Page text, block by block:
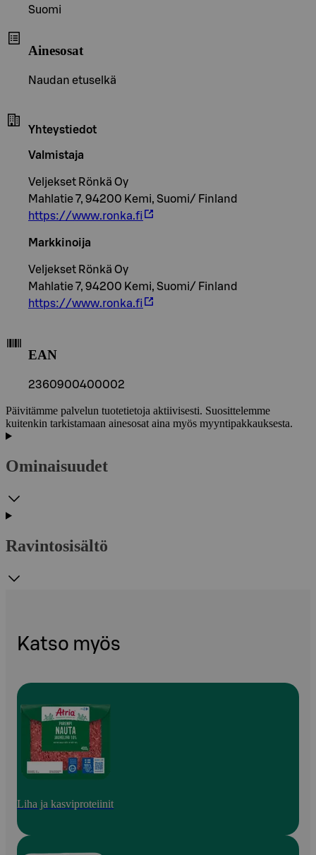
Suomi
Ainesosat
Naudan etuselkä
Yhteystiedot
Valmistaja
Veljekset Rönkä Oy
Mahlatie 7, 94200 Kemi, Suomi/ Finland
https://www.ronka.fi
Markkinoija
Veljekset Rönkä Oy
Mahlatie 7, 94200 Kemi, Suomi/ Finland
https://www.ronka.fi
EAN
2360900400002
Päivitämme palvelun tuotetietoja aktiivisesti. Suosittelemme
kuitenkin tarkistamaan ainesosat aina myös myyntipakkauksesta.
Ominaisuudet
Ravintosisältö
Katso myös
Liha ja kasviproteiinit